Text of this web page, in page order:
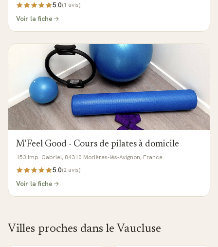
5.0(1 avis)
Voir la fiche
M'Feel Good - Cours de pilates à domicile
153 Imp. Gabriel, 84310 Morières-lès-Avignon, France
5.0(2 avis)
Voir la fiche
Villes proches dans le Vaucluse